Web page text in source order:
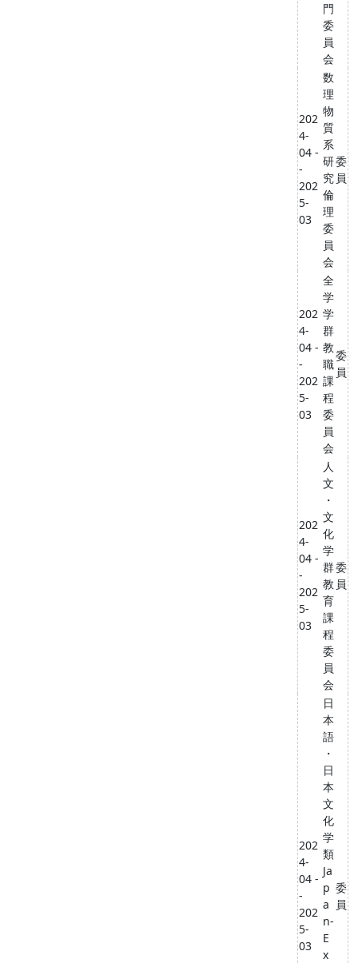
門
委
員
会
202
4-
04 -
-
202
5-
03
数
理
物
質
系
研
究
倫
理
委
員
会
委
員
202
4-
04 -
-
202
5-
03
全
学
学
群
教
職
課
程
委
員
会
委
員
202
4-
04 -
-
202
5-
03
人
文
・
文
化
学
群
教
育
課
程
委
員
会
委
員
202
4-
04 -
-
202
5-
03
日
本
語
・
日
本
文
化
学
類
Ja
p
a
n-
E
x
委
員